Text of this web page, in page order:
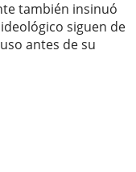
también insinuó
siguen de
antes de su